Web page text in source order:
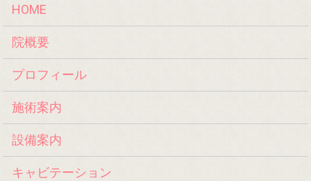
HOME
院概要
プロフィール
施術案内
設備案内
キャビテーション